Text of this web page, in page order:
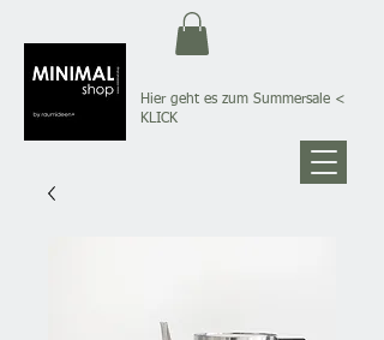
Hier geht es zum Summersale <
KLICK